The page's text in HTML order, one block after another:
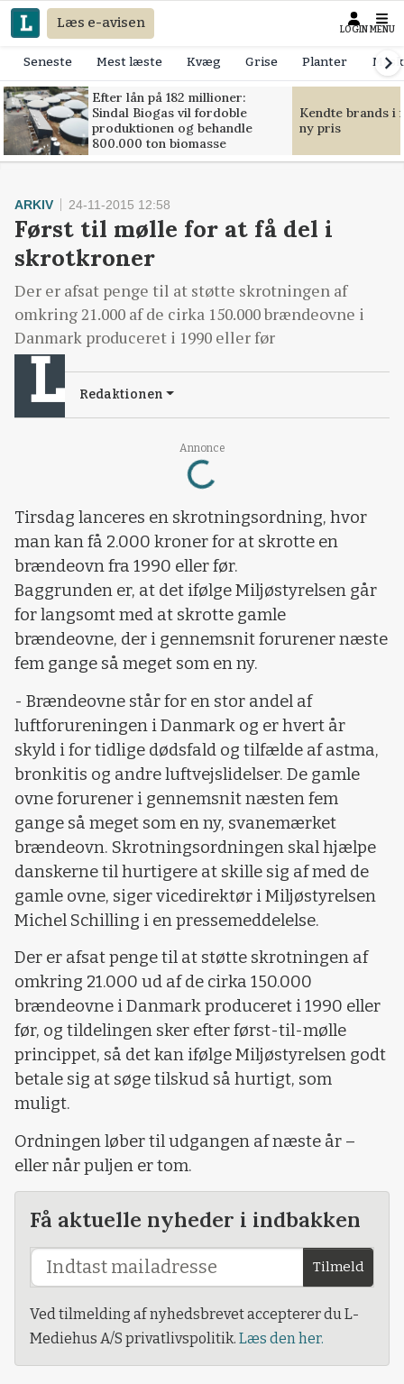
Læs e-avisen LOGIN MENU
Seneste Mest læste Kvæg Grise Planter
Efter lån på 182 millioner:
Sindal Biogas vil fordoble
produktionen og behandle
800.000 ton biomasse
Kendte brands i
ny pris
Annonce
Loading...
ARKIV 24-11-2015 12:58
Først til mølle for at få del i
skrotkroner
Der er afsat penge til at støtte skrotningen af
omkring 21.000 af de cirka 150.000 brændeovne i
Danmark produceret i 1990 eller før
Redaktionen
Tirsdag lanceres en skrotningsordning, hvor
man kan få 2.000 kroner for at skrotte en
brændeovn fra 1990 eller før.
Baggrunden er, at det ifølge Miljøstyrelsen går
for langsomt med at skrotte gamle
brændeovne, der i gennemsnit forurener næste
fem gange så meget som en ny.
- Brændeovne står for en stor andel af
luftforureningen i Danmark og er hvert år
skyld i for tidlige dødsfald og tilfælde af astma,
bronkitis og andre luftvejslidelser. De gamle
ovne forurener i gennemsnit næsten fem
gange så meget som en ny, svanemærket
brændeovn. Skrotningsordningen skal hjælpe
danskerne til hurtigere at skille sig af med de
gamle ovne, siger vicedirektør i Miljøstyrelsen
Michel Schilling i en pressemeddelelse.
Der er afsat penge til at støtte skrotningen af
omkring 21.000 ud af de cirka 150.000
brændeovne i Danmark produceret i 1990 eller
før, og tildelingen sker efter først-til-mølle
princippet, så det kan ifølge Miljøstyrelsen godt
betale sig at søge tilskud så hurtigt, som
muligt.
Ordningen løber til udgangen af næste år –
eller når puljen er tom.
Få aktuelle nyheder i indbakken
Tilmeld
Ved tilmelding af nyhedsbrevet accepterer du L-
Mediehus A/S privatlivspolitik. Læs den her.